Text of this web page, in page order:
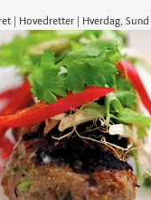
| Hovedretter | Hverdag, Sund